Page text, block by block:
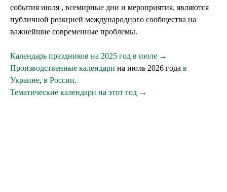
события июля , всемирные дни и мероприятия, являются
публичной реакцией международного сообщества на
важнейшие современные проблемы.
Календарь праздников на 2025 год в июле →
Производственные календари на июль 2026 года в
Украине, в России.
Тематические календари на этот год →